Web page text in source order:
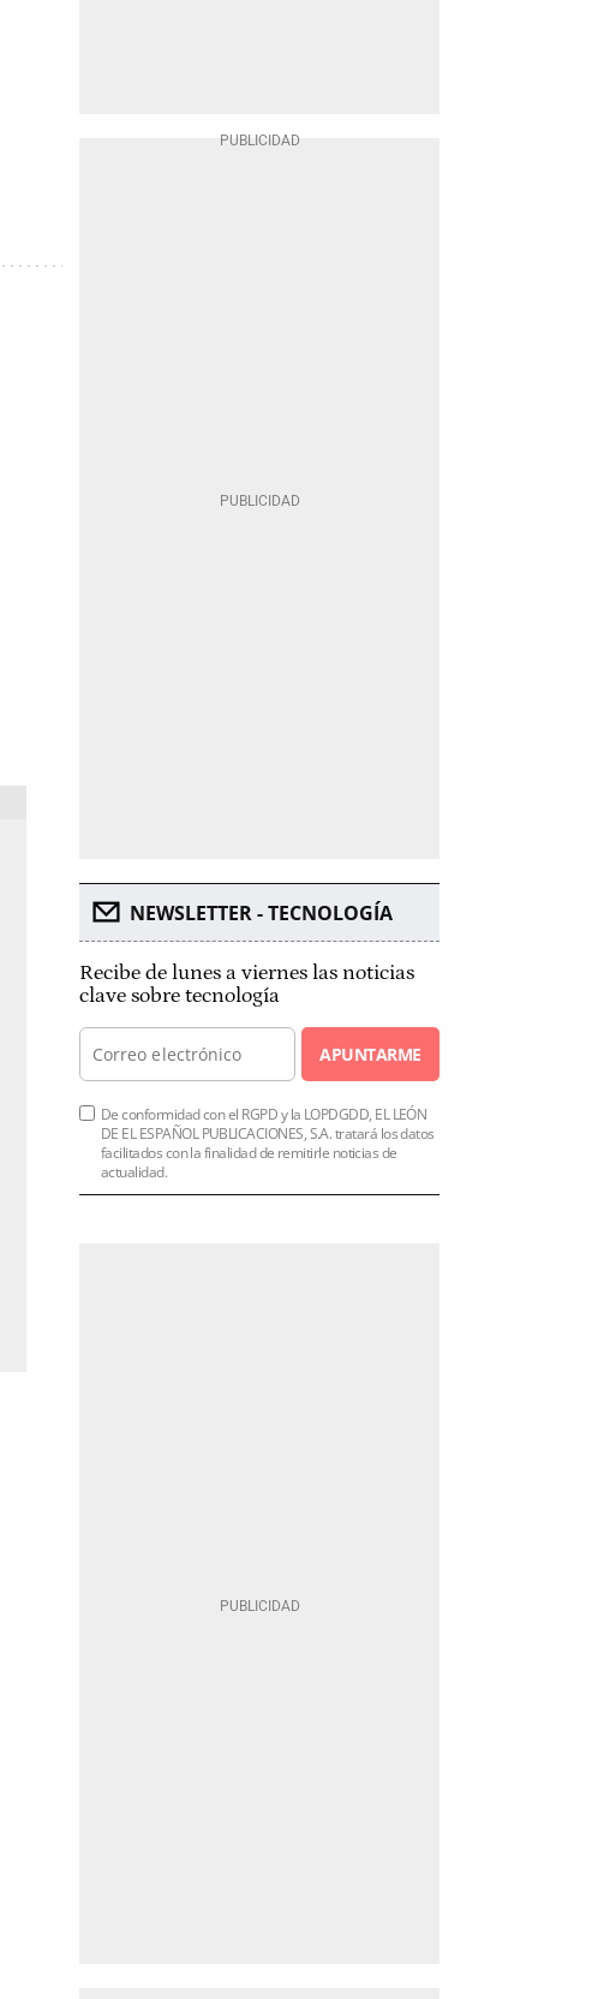
NEWSLETTER - TECNOLOGÍA
Recibe de lunes a viernes las noticias
clave sobre tecnología
APUNTARME
De conformidad con el RGPD y la LOPDGDD, EL LEÓN
DE EL ESPAÑOL PUBLICACIONES, S.A. tratará los datos
facilitados con la finalidad de remitirle noticias de
actualidad.